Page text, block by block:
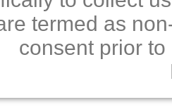
termed as
consent prior